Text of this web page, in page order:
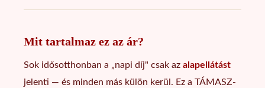
Mit tartalmaz ez az ár?
Sok idősotthonban a „napi díj" csak az alapellátást
jelenti — és minden más külön kerül. Ez a TÁMASZ-